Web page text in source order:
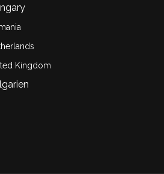
Kingdom